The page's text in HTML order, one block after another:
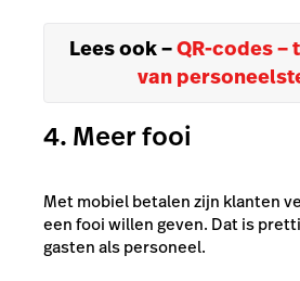
Lees ook –QR-codes –
van
4. Meer fooi
Met mobiel betalen zijn klanten
een fooi willen geven. Dat is
gasten als personeel.